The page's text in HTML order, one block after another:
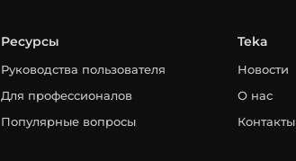
Ресурсы
Руководства пользователя
Для профессионалов
Популярные вопросы
Teka
Новости
О нас
Контакты